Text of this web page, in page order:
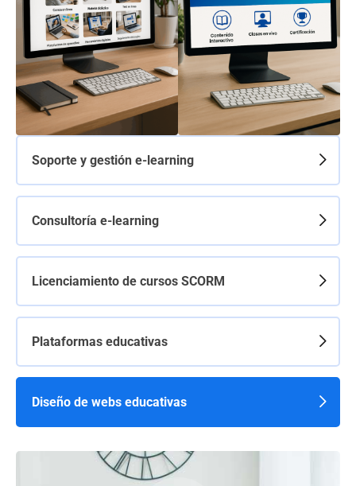
Soporte y gestión e-learning
Consultoría e-learning
Licenciamiento de cursos SCORM
Plataformas educativas
Diseño de webs educativas